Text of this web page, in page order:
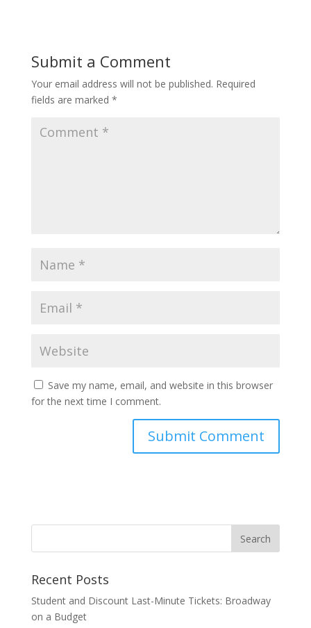
Submit a Comment
Your email address will not be published. Required
fields are marked *
Save my name, email, and website in this browser
for the next time I comment.
Recent Posts
Student and Discount Last-Minute Tickets: Broadway
on a Budget